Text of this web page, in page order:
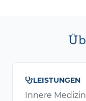
LEISTUNGEN
Innere Medizin